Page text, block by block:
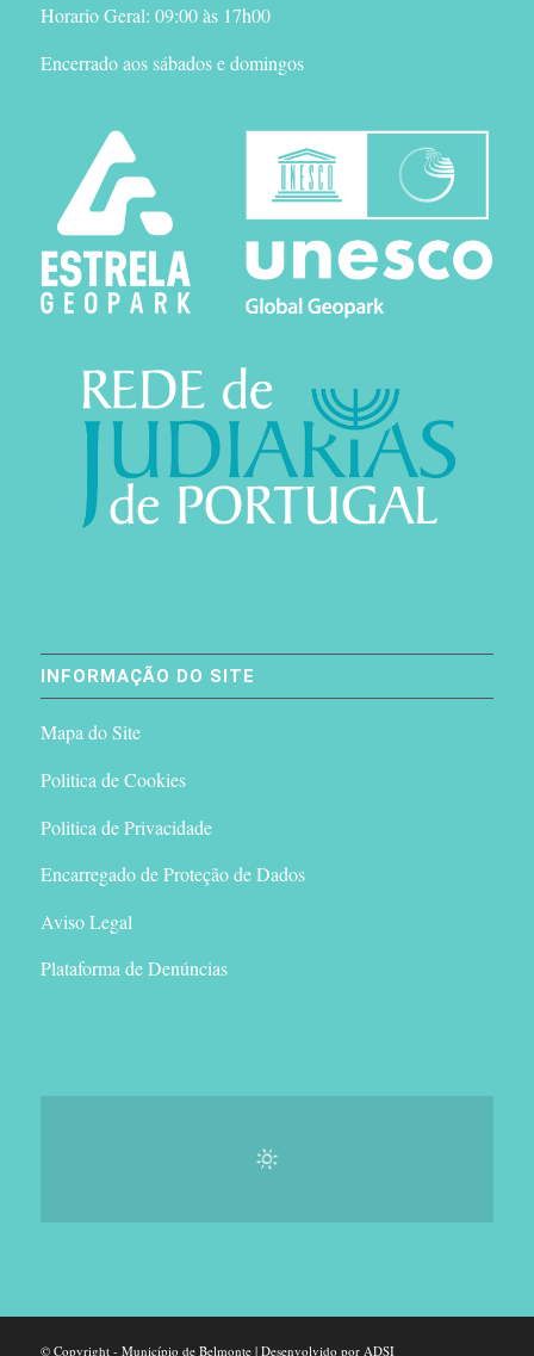
Horario Geral: 09:00 às 17h00
Encerrado aos sábados e domingos
INFORMAÇÃO DO SITE
Mapa do Site
Politica de Cookies
Politica de Privacidade
Encarregado de Proteção de Dados
Aviso Legal
Plataforma de Denúncias
© Copyright - Município de Belmonte | Desenvolvido por ADSI